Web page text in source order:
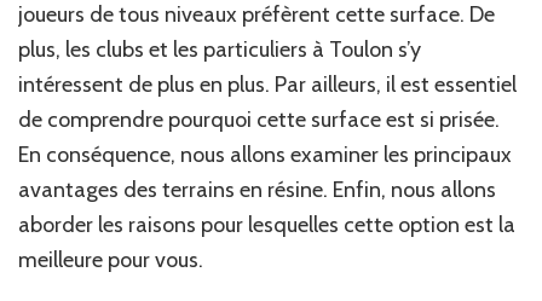
court
de
tennis
à
Toulon
?
joueurs de tous niveaux préfèrent cette surface. De
plus, les clubs et les particuliers à Toulon s’y
intéressent de plus en plus. Par ailleurs, il est essentiel
de comprendre pourquoi cette surface est si prisée.
En conséquence, nous allons examiner les principaux
avantages des terrains en résine. Enfin, nous allons
aborder les raisons pour lesquelles cette option est la
meilleure pour vous.